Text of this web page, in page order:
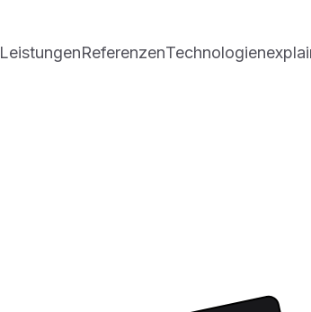
LeistungenReferenzenTechnologien